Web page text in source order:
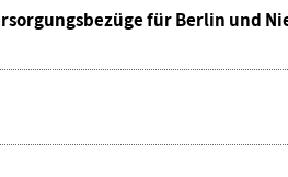
für Berlin und